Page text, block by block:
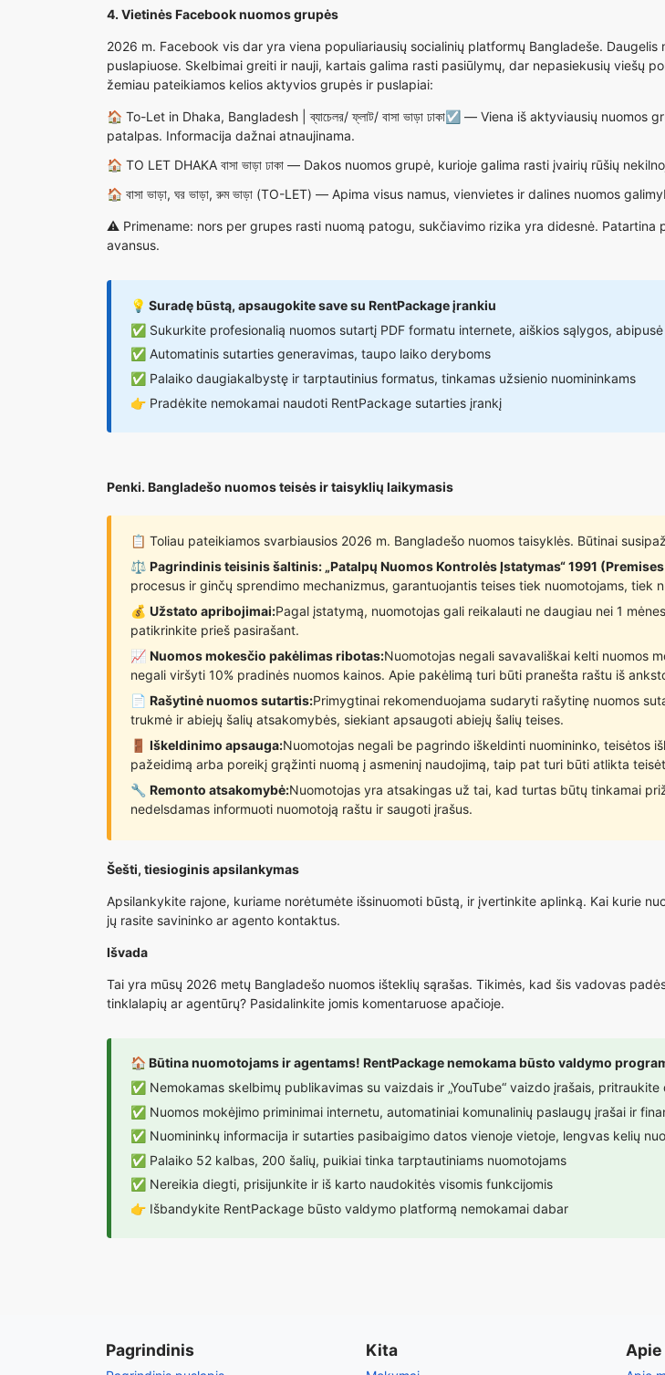
4. Vietinės Facebook nuomos grupės
2026 m. Facebook vis dar yra viena populiariausių socialinių platformų Bangladeše.
puslapiuose. Skelbimai greiti ir nauji, kartais galima rasti pasiūlymų, dar nepasiekusių viešų
žemiau pateikiamos kelios aktyvios grupės ir puslapiai:
🏠 To-Let in Dhaka, Bangladesh | ব্যাচেলর/ ফ্লাট/ বাসা ভাড়া ঢাকা☑ — Viena iš aktyviausių nuomos
patalpas. Informacija dažnai atnaujinama.
🏠 TO LET DHAKA বাসা ভাড়া ঢাকা — Dakos nuomos grupė, kurioje galima rasti įvairių rūšių
🏠 বাসা ভাড়া, ঘর ভাড়া, রুম ভাড়া (TO-LET) — Apima visus namus, vienvietes ir dalines nuomos
⚠️ Primename: nors per grupes rasti nuomą patogu, sukčiavimo rizika yra didesnė.
avansus.
💡 Suradę būstą, apsaugokite save su RentPackage įrankiu
✅ Sukurkite profesionalią nuomos sutartį PDF formatu internete, aiškios sąlygos,
✅ Automatinis sutarties generavimas, taupo laiko deryboms
✅ Palaiko daugiakalbystę ir tarptautinius formatus, tinkamas užsienio nuomininkams
👉 Pradėkite nemokamai naudoti RentPackage sutarties įrankį
Penki. Bangladešo nuomos teisės ir taisyklių laikymasis
📋 Toliau pateikiamos svarbiausios 2026 m. Bangladešo nuomos taisyklės. Būtinai
⚖️ Pagrindinis teisinis šaltinis: „Patalpų Nuomos Kontrolės Įstatymas“ 1991
procesus ir ginčų sprendimo mechanizmus, garantuojantis teises tiek nuomotojams, tiek
💰 Užstato apribojimai:Pagal įstatymą, nuomotojas gali reikalauti ne daugiau nei 1
patikrinkite prieš pasirašant.
📈 Nuomos mokesčio pakėlimas ribotas:Nuomotojas negali savavališkai kelti nuomos
negali viršyti 10% pradinės nuomos kainos. Apie pakėlimą turi būti pranešta raštu iš
📄 Rašytinė nuomos sutartis:Primygtinai rekomenduojama sudaryti rašytinę nuomos
trukmė ir abiejų šalių atsakomybės, siekiant apsaugoti abiejų šalių teises.
🚪 Iškeldinimo apsauga:Nuomotojas negali be pagrindo iškeldinti nuomininko, teisėtos
pažeidimą arba poreikį grąžinti nuomą į asmeninį naudojimą, taip pat turi būti atlikta
🔧 Remonto atsakomybė:Nuomotojas yra atsakingas už tai, kad turtas būtų tinkamai
nedelsdamas informuoti nuomotoją raštu ir saugoti įrašus.
Šešti, tiesioginis apsilankymas
Apsilankykite rajone, kuriame norėtumėte išsinuomoti būstą, ir įvertinkite aplinką. Kai kurie
jų rasite savininko ar agento kontaktus.
Išvada
Tai yra mūsų 2026 metų Bangladešo nuomos išteklių sąrašas. Tikimės, kad šis vadovas
tinklalapių ar agentūrų? Pasidalinkite jomis komentaruose apačioje.
🏠 Būtina nuomotojams ir agentams! RentPackage nemokama būsto valdymo
✅ Nemokamas skelbimų publikavimas su vaizdais ir „YouTube“ vaizdo įrašais,
✅ Nuomos mokėjimo priminimai internetu, automatiniai komunalinių paslaugų įrašai ir
✅ Nuomininkų informacija ir sutarties pasibaigimo datos vienoje vietoje, lengvas kelių
✅ Palaiko 52 kalbas, 200 šalių, puikiai tinka tarptautiniams nuomotojams
✅ Nereikia diegti, prisijunkite ir iš karto naudokitės visomis funkcijomis
👉 Išbandykite RentPackage būsto valdymo platformą nemokamai dabar
Pagrindinis Kita Apie